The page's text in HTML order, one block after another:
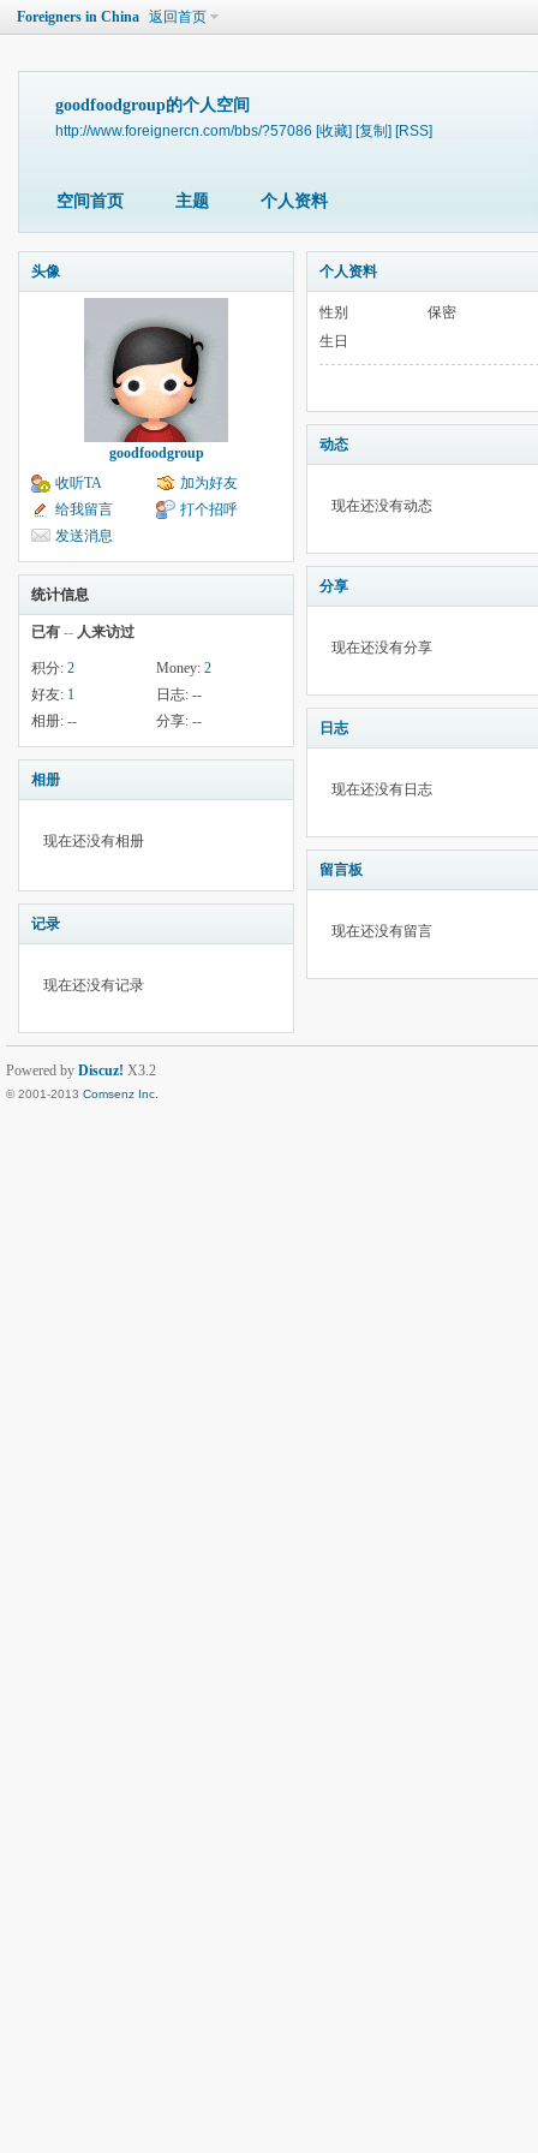
Foreigners in China 返回首页
goodfoodgroup的个人空间
http://www.foreignercn.com/bbs/?57086 [收藏] [复制] [RSS]
空间首页 主题 个人资料
头像
goodfoodgroup
收听TA
加为好友
给我留言
打个招呼
发送消息
统计信息
已有 -- 人来访过
积分: 2 Money: 2
好友: 1 日志: --
相册: -- 分享: --
相册
现在还没有相册
记录
现在还没有记录
个人资料
性别
保密
生日
动态
现在还没有动态
分享
现在还没有分享
日志
现在还没有日志
留言板
现在还没有留言
Powered by Discuz! X3.2
© 2001-2013 Comsenz Inc.